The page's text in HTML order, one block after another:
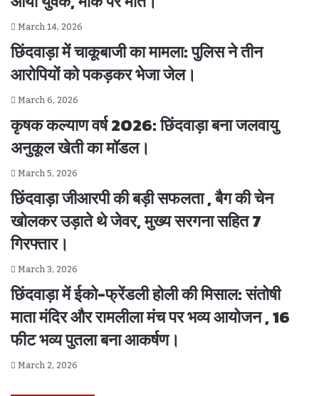
March 14, 2026
छिंदवाड़ा में चाकूबाजी का मामला: पुलिस ने तीन
आरोपियों को पकड़कर भेजा जेल।
March 6, 2026
कृषक कल्याण वर्ष 2026: छिंदवाड़ा बना जलवायु
अनुकूल खेती का मॉडल।
March 5, 2026
छिंदवाड़ा जीआरपी की बड़ी सफलता , बैग की चेन
खोलकर उड़ाते थे जेवर, मुख्य सरगना सहित 7
गिरफ्तार।
March 3, 2026
छिंदवाड़ा में ईको-फ्रेंडली होली की मिसाल: संतोषी
माता मंदिर और रामलीला मंच पर भव्य आयोजन , 16
फीट भव्य पुतला बना आकर्षण।
March 2, 2026